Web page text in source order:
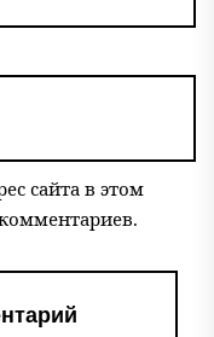
сайта в этом